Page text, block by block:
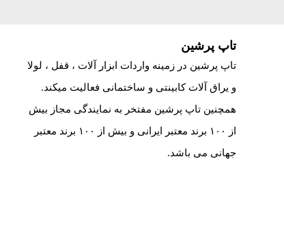
تاپ پرشین
تاپ پرشین در زمینه واردات ابزار آلات ، قفل ، لولا
و یراق آلات کابینتی و ساختمانی فعالیت میکند.
همچنین تاپ پرشین مفتخر به نمایندگی مجاز بیش
از ۱۰۰ برند معتبر ایرانی و بیش از ۱۰۰ برند معتبر
جهانی می باشد.